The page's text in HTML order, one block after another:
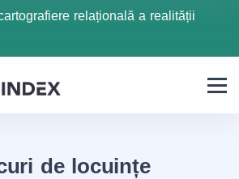
relațională a realității
de locuințe